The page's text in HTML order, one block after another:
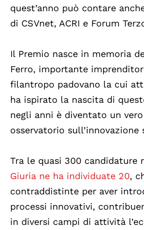
quest’anno può contare
di CSVnet, ACRI e Forum
Il Premio nasce in memoria
Ferro, importante
filantropo padovano la cui
ha ispirato la nascita di
negli anni è diventato un
osservatorio
Tra le quasi 300 candidature
Giuria ne ha individuate 20,
contraddistinte per aver
processi innovativi,
in diversi campi di attività